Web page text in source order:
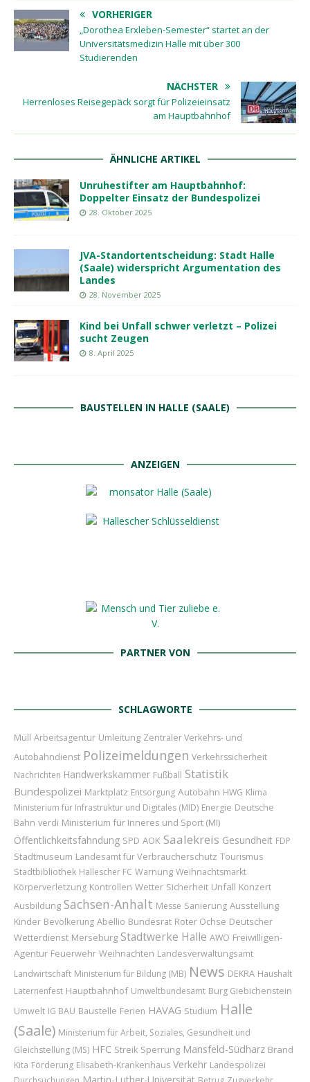
VORHERIGER
„Dorothea Erxleben-Semester“ startet an der
Universitätsmedizin Halle mit über 300
Studierenden
NÄCHSTER
Herrenloses Reisegepäck sorgt für Polizeieinsatz
am Hauptbahnhof
ÄHNLICHE ARTIKEL
Unruhestifter am Hauptbahnhof:
Doppelter Einsatz der Bundespolizei
28. Oktober 2025
JVA-Standortentscheidung: Stadt Halle
(Saale) widerspricht Argumentation des
Landes
28. November 2025
Kind bei Unfall schwer verletzt – Polizei
sucht Zeugen
8. April 2025
BAUSTELLEN IN HALLE (SAALE)
ANZEIGEN
PARTNER VON
SCHLAGWORTE
Müll Arbeitsagentur Umleitung Zentraler Verkehrs- und
Autobahndienst Polizeimeldungen Verkehrssicherheit
Nachrichten Handwerkskammer Fußball Statistik
Bundespolizei Marktplatz Entsorgung Autobahn HWG Klima
Ministerium für Infrastruktur und Digitales (MID) Energie Deutsche
Bahn verdi Ministerium für Inneres und Sport (MI)
Öffentlichkeitsfahndung SPD AOK Saalekreis Gesundheit FDP
Stadtmuseum Landesamt für Verbraucherschutz Tourismus
Stadtbibliothek Hallescher FC Warnung Weihnachtsmarkt
Körperverletzung Kontrollen Wetter Sicherheit Unfall Konzert
Ausbildung Sachsen-Anhalt Messe Sanierung Ausstellung
Kinder Bevölkerung Abellio Bundesrat Roter Ochse Deutscher
Wetterdienst Merseburg Stadtwerke Halle AWO Freiwilligen-
Agentur Feuerwehr Weihnachten Landesverwaltungsamt
Landwirtschaft Ministerium für Bildung (MB) News DEKRA Haushalt
Laternenfest Hauptbahnhof Umweltbundesamt Burg Giebichenstein
Umwelt IG BAU Baustelle Ferien HAVAG Studium Halle
(Saale) Ministerium für Arbeit, Soziales, Gesundheit und
Gleichstellung (MS) HFC Streik Sperrung Mansfeld-Südharz Brand
Kita Förderung Elisabeth-Krankenhaus Verkehr Landespolizei
Martin-Luther-Universität